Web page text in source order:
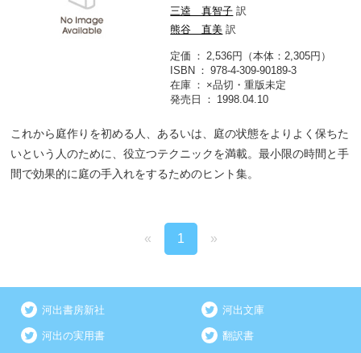
三逵 真智子 訳
熊谷 直美 訳
定価
2,536円（本体：2,305円）
ISBN
978-4-309-90189-3
在庫
×品切・重版未定
発売日
1998.04.10
これから庭作りを初める人、あるいは、庭の状態をよりよく保ちた
いという人のために、役立つテクニックを満載。最小限の時間と手
間で効果的に庭の手入れをするためのヒント集。
« 1 »
河出書房新社 河出文庫
河出の実用書 翻訳書